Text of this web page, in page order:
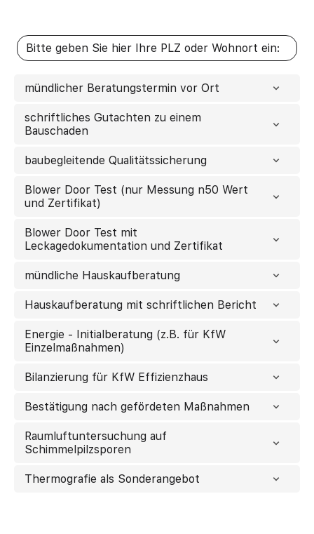
mündlicher Beratungstermin vor Ort
schriftliches Gutachten zu einem
Bauschaden
baubegleitende Qualitätssicherung
Blower Door Test (nur Messung n50 Wert
und Zertifikat)
Blower Door Test mit
Leckagedokumentation und Zertifikat
mündliche Hauskaufberatung
Hauskaufberatung mit schriftlichen Bericht
Energie - Initialberatung (z.B. für KfW
Einzelmaßnahmen)
Bilanzierung für KfW Effizienzhaus
Bestätigung nach gefördeten Maßnahmen
Raumluftuntersuchung auf
Schimmelpilzsporen
Thermografie als Sonderangebot